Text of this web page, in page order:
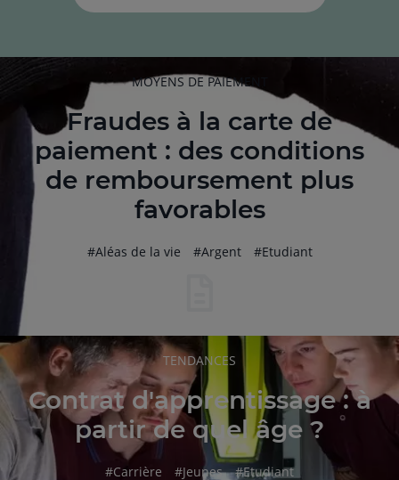
RUBRIQUE
L'ARTICLE
MOYENS DE PAIEMENT
Fraudes à la carte de
paiement : des conditions
de remboursement plus
favorables
hashtag
#Aléas de la vie hashtag
#Argent hashtag
#Etudiant
RUBRIQUE
DE
L'ARTICLE
TENDANCES
Contrat d'apprentissage : à
partir de quel âge ?
hashtag
#Carrière hashtag
#Jeunes hashtag
#Etudiant